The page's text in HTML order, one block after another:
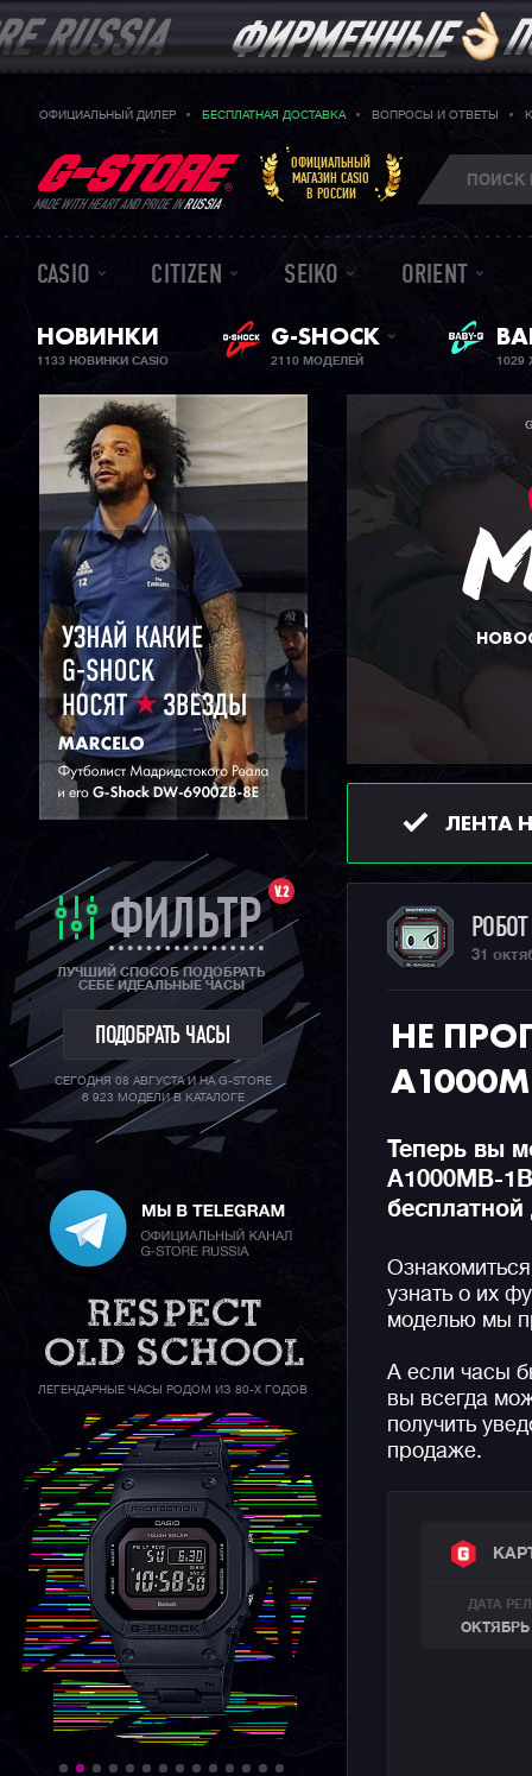
ОФИЦИАЛЬНЫЙ ДИЛЕР БЕСПЛАТНАЯ ДОСТАВКА ВОПРОСЫ И ОТВЕТЫ
MADE WITH HEART AND PRIDE INRUSSIA
ОФИЦИАЛЬНЫЙ
МАГАЗИН CASIO
В РОССИИ
CASIO CITIZEN SEIKO ORIENT
НОВИНКИ
1133 НОВИНКИ CASIO
G-SHOCK
2110 МОДЕЛЕЙ 1029
V.2
ФИЛЬТР
ЛУЧШИЙ СПОСОБ ПОДОБРАТЬ
СЕБЕ ИДЕАЛЬНЫЕ ЧАСЫ
ПОДОБРАТЬ ЧАСЫ
СЕГОДНЯ 08 АВГУСТА И НА G-STORE
6 923 МОДЕЛИ В КАТАЛОГЕ
ЛЕГЕНДАРНЫЕ ЧАСЫ РОДОМ ИЗ 80-Х ГОДОВ
ЛЕНТА
31
НЕ
Теперь вы
A1000MB-
узнать о их
моделью мы
А если часы
вы всегда
получить
продаже.
ДАТА
ОКТЯБРЬ